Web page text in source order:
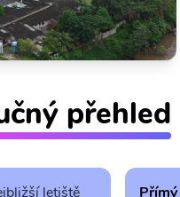
přehled
letiště